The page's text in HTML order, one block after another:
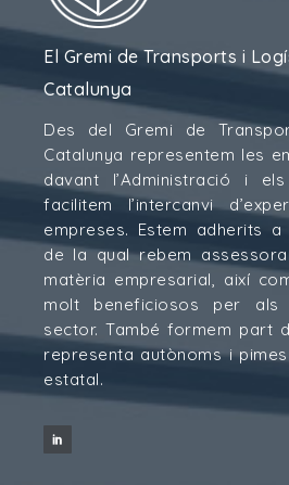
El Gremi de Transports i
Catalunya
Des del Gremi de
Catalunya representem les
davant l’Administració i
facilitem l’intercanvi
empreses. Estem adherits
de la qual rebem
matèria empresarial, així
molt beneficiosos per als
sector. També formem part
representa autònoms i
estatal.